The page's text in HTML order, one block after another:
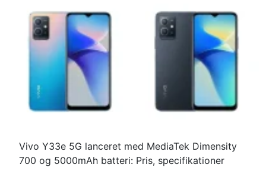
Vivo Y33e 5G lanceret med MediaTek Dimensity
700 og 5000mAh batteri: Pris, specifikationer